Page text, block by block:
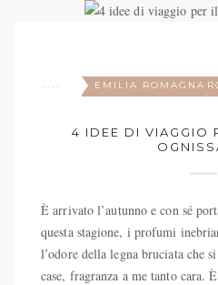
EMILIA ROMAGNA
,
4 IDEE DI VIAGGIO
È arrivato l’autunno e con sé
questa stagione, i profumi
l’odore della legna bruciata che
case, fragranza a me tanto cara.